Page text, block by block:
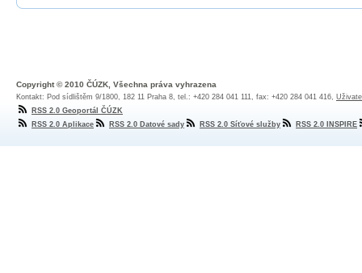
Copyright © 2010 ČÚZK, Všechna práva vyhrazena
Kontakt: Pod sídlištěm 9/1800, 182 11 Praha 8, tel.: +420 284 041 111, fax: +420 284 041 416,
RSS 2.0 Geoportál ČÚZK
RSS 2.0 Aplikace
RSS 2.0 Datové sady RSS 2.0 Síťové služby RSS 2.0 INSPIRE